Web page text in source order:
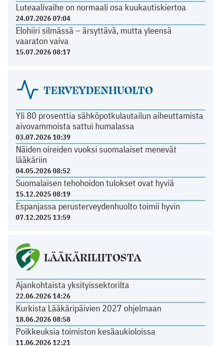
Luteaalivaihe on normaali osa kuukautiskiertoa
24.07.2026 07:04
Elohiiri silmässä – ärsyttävä, mutta yleensä
vaaraton vaiva
15.07.2026 08:17
TERVEYDENHUOLTO
Yli 80 prosenttia sähköpotkulautailun aiheuttamista
aivovammoista sattui humalassa
03.07.2026 10:39
Näiden oireiden vuoksi suomalaiset menevät
lääkäriin
04.05.2026 08:52
Suomalaisen tehohoidon tulokset ovat hyviä
15.12.2025 08:19
Espanjassa perusterveydenhuolto toimii hyvin
07.12.2025 13:59
LÄÄKÄRILIITOSTA
Ajankohtaista yksityissektorilta
22.06.2026 14:26
Kurkista Lääkäripäivien 2027 ohjelmaan
18.06.2026 08:58
Poikkeuksia toimiston kesäaukioloissa
11.06.2026 12:21